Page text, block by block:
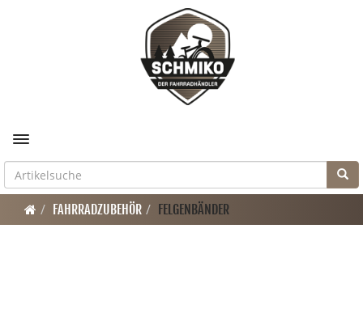
Toggle navigation
FAHRRADZUBEHÖR FELGENBÄNDER